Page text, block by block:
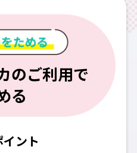
のご利用で
る
ント